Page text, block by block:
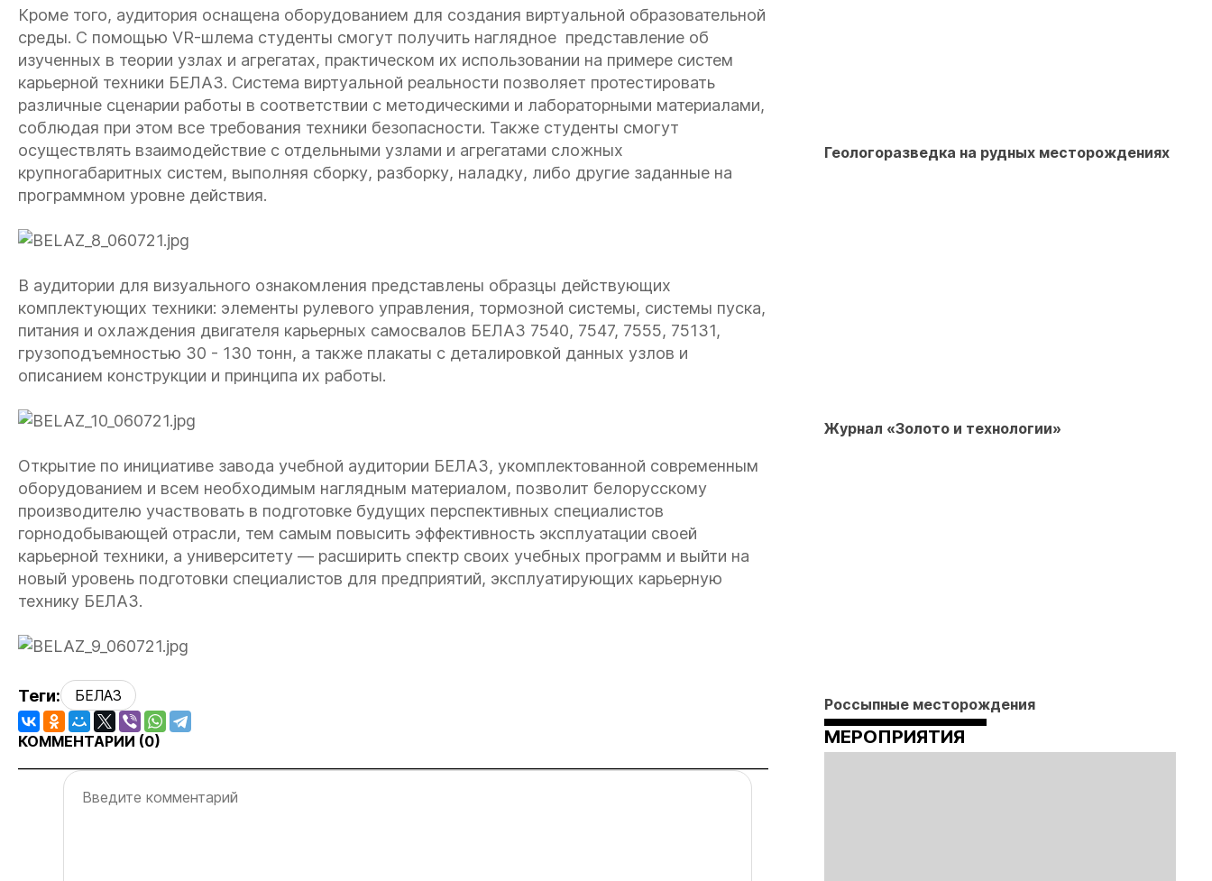
Кроме того, аудитория оснащена оборудованием для создания виртуальной образовательной
среды. С помощью VR-шлема студенты смогут получить наглядное представление об
изученных в теории узлах и агрегатах, практическом их использовании на примере систем
карьерной техники БЕЛАЗ. Система виртуальной реальности позволяет протестировать
различные сценарии работы в соответствии с методическими и лабораторными материалами,
соблюдая при этом все требования техники безопасности. Также студенты смогут
осуществлять взаимодействие с отдельными узлами и агрегатами сложных
крупногабаритных систем, выполняя сборку, разборку, наладку, либо другие заданные на
программном уровне действия.
В аудитории для визуального ознакомления представлены образцы действующих
комплектующих техники: элементы рулевого управления, тормозной системы, системы пуска,
питания и охлаждения двигателя карьерных самосвалов БЕЛАЗ 7540, 7547, 7555, 75131,
грузоподъемностью 30 - 130 тонн, а также плакаты с деталировкой данных узлов и
описанием конструкции и принципа их работы.
Открытие по инициативе завода учебной аудитории БЕЛАЗ, укомплектованной современным
оборудованием и всем необходимым наглядным материалом, позволит белорусскому
производителю участвовать в подготовке будущих перспективных специалистов
горнодобывающей отрасли, тем самым повысить эффективность эксплуатации своей
карьерной техники, а университету — расширить спектр своих учебных программ и выйти на
новый уровень подготовки специалистов для предприятий, эксплуатирующих карьерную
технику БЕЛАЗ.
Теги: БЕЛАЗ
КОММЕНТАРИИ (0)
Геологоразведка на рудных месторождениях
Журнал «Золото и технологии»
Россыпные месторождения
МЕРОПРИЯТИЯ